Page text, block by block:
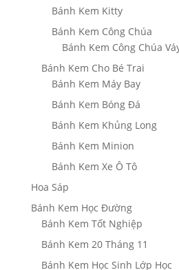
Bánh Kem Kitty
Bánh Kem Công Chúa
Bánh Kem Công Chúa
Bánh Kem Cho Bé Trai
Bánh Kem Máy Bay
Bánh Kem Bóng Đá
Bánh Kem Khủng Long
Bánh Kem Minion
Bánh Kem Xe Ô Tô
Hoa Sáp
Bánh Kem Học Đường
Bánh Kem Tốt Nghiệp
Bánh Kem 20 Tháng 11
Bánh Kem Học Sinh Lớp Học